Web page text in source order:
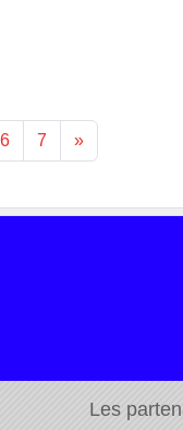
6 7 »
Les